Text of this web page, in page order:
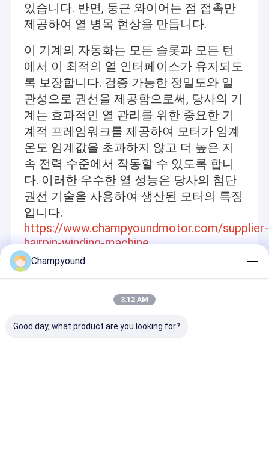
있습니다. 반면, 둥근 와이어는 점 접촉만
제공하여 열 병목 현상을 만듭니다.
이 기계의 자동화는 모든 슬롯과 모든 턴
에서 이 최적의 열 인터페이스가 유지되도
록 보장합니다. 검증 가능한 정밀도와 일
관성으로 권선을 제공함으로써, 당사의 기
계는 효과적인 열 관리를 위한 중요한 기
계적 프레임워크를 제공하여 모터가 임계
온도 임계값을 초과하지 않고 더 높은 지
속 전력 수준에서 작동할 수 있도록 합니
다. 이러한 우수한 열 성능은 당사의 첨단
권선 기술을 사용하여 생산된 모터의 특징
입니다.
https://www.champyoundmotor.com/supplier-
hairpin-winding-machine
Recommended Products
Champyound
3:12 AM
Good day, what product are you looking for?